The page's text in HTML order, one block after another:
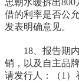
借的利率是否公
发表明确意见。
18、报告期内
销，以及自主品
请发行人：（1）